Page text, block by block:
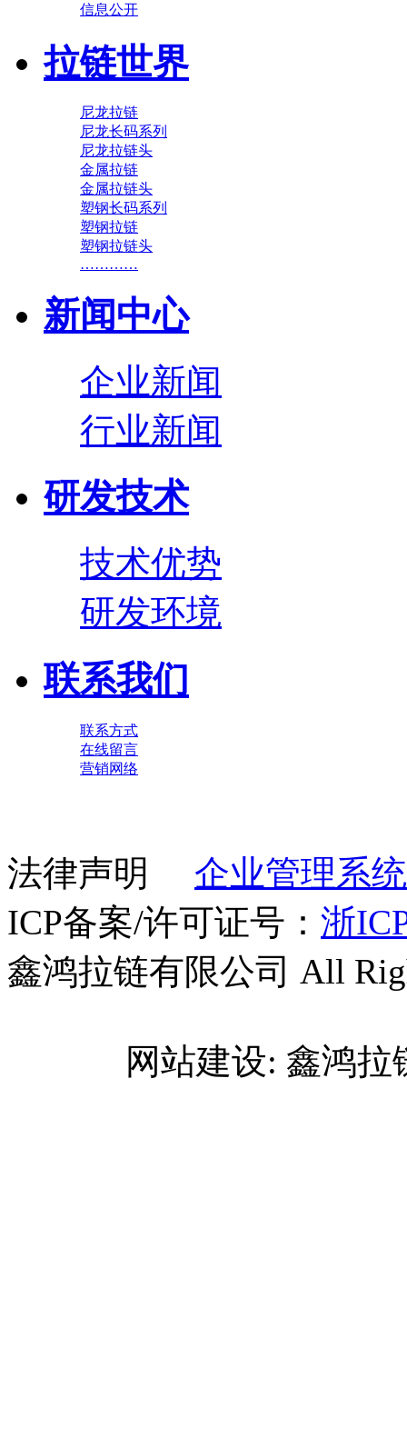
信息公开
拉链世界
尼龙拉链
尼龙长码系列
尼龙拉链头
金属拉链
金属拉链头
塑钢长码系列
塑钢拉链
塑钢拉链头
…………
新闻中心
企业新闻
行业新闻
研发技术
技术优势
研发环境
联系我们
联系方式
在线留言
营销网络
法律声明 企业管理系
ICP备案/许可证号： 浙
鑫鸿拉链有限公司 All
网站建设: 鑫鸿拉